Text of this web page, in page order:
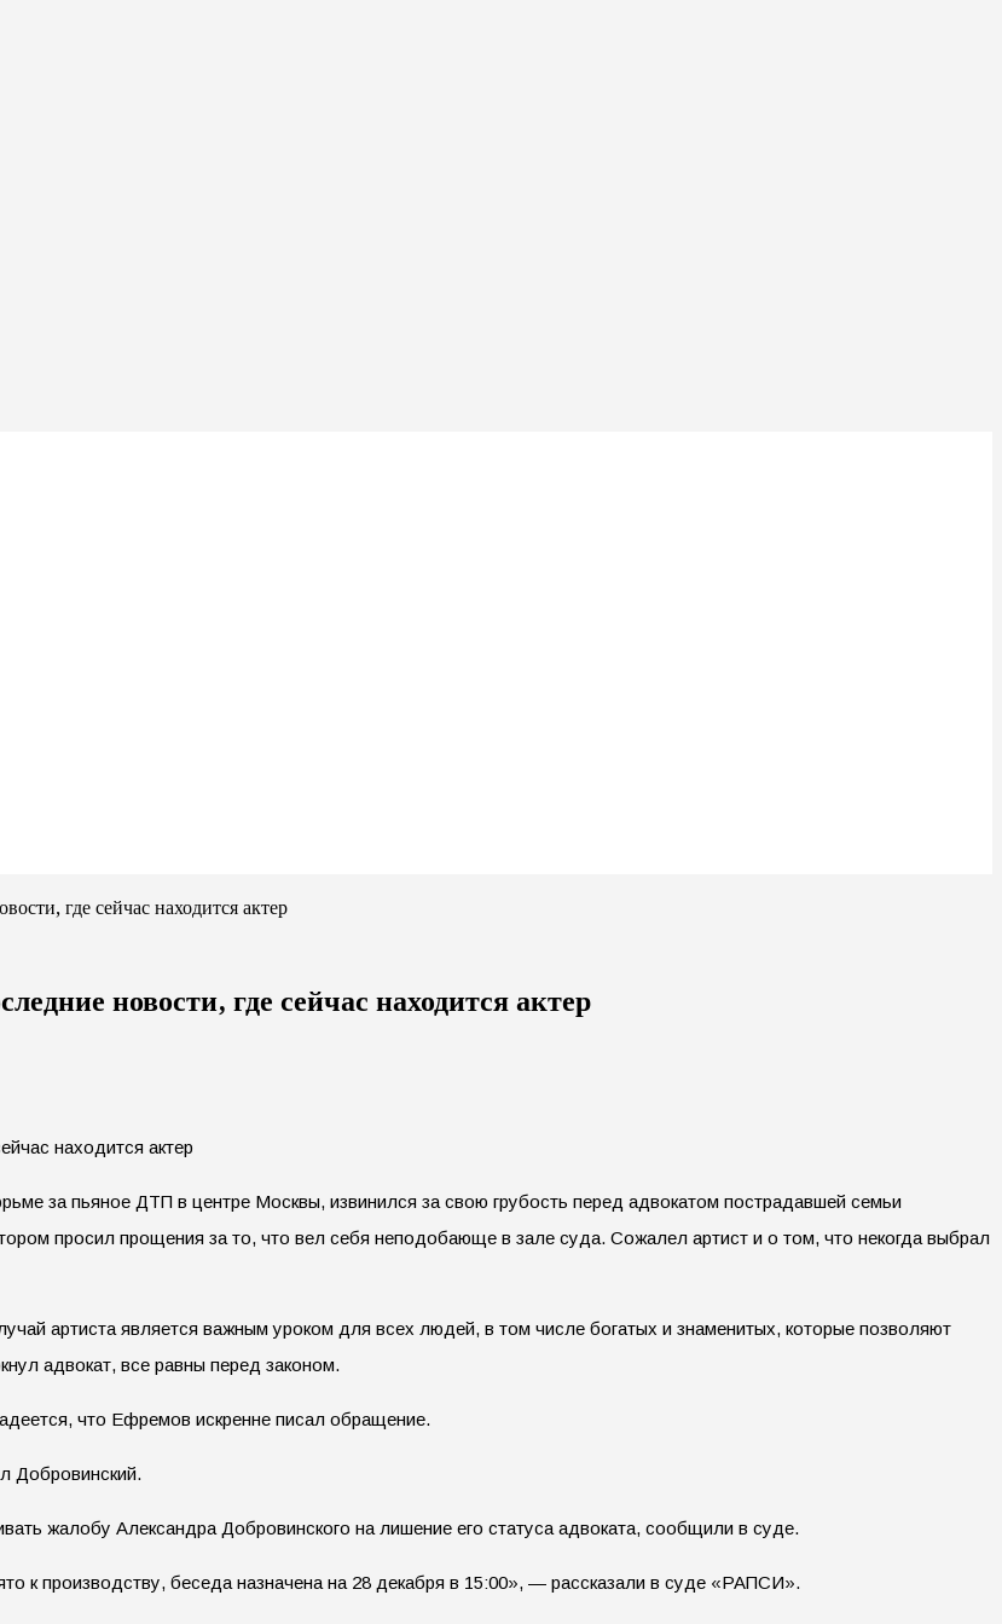
где сейчас находится актер
новости, где сейчас находится актер
за пьяное ДТП в центре Москвы, извинился за свою грубость перед адвокатом пострадавшей семьи
просил прощения за то, что вел себя неподобающе в зале суда. Сожалел артист и о том, что некогда выбрал
артиста является важным уроком для всех людей, в том числе богатых и знаменитых, которые позволяют
адвокат, все равны перед законом.
что Ефремов искренне писал обращение.
Добровинский.
жалобу Александра Добровинского на лишение его статуса адвоката, сообщили в суде.
к производству, беседа назначена на 28 декабря в 15:00», — рассказали в суде «РАПСИ».